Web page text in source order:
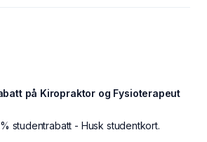
på Kiropraktor og Fysioterapeut
studentrabatt - Husk studentkort.